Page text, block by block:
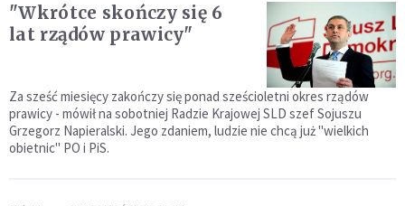
"Wkrótce skończy się 6
lat rządów prawicy"
Za sześć miesięcy zakończy się ponad sześcioletni okres rządów
prawicy - mówił na sobotniej Radzie Krajowej SLD szef Sojuszu
Grzegorz Napieralski. Jego zdaniem, ludzie nie chcą już "wielkich
obietnic" PO i PiS.